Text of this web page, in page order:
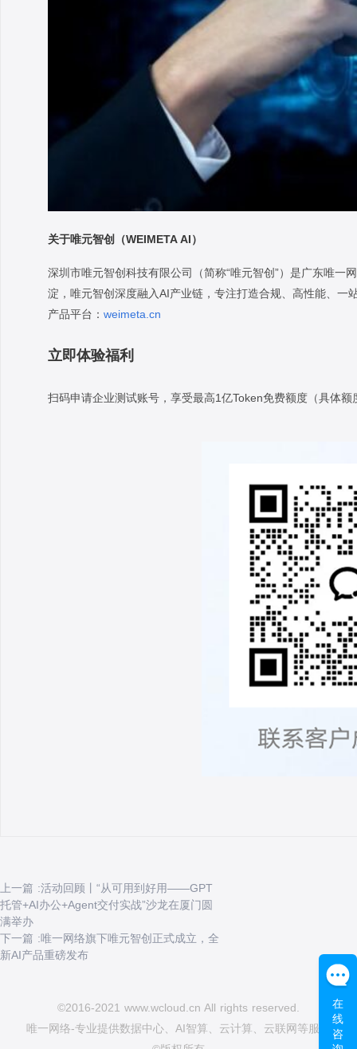
关于唯元智创（WEIMETA AI）
深圳市唯元智创科技有限公司（简称“唯元智创”）是广东唯
淀，唯元智创深度融入AI产业链，专注打造合规、高性能、
产品平台： weimeta.cn
立即体验福利
扫码申请企业测试账号，享受最高1亿Token免费额度（具体
上一篇 :活动回顾丨“从可用到好用——GPT
托管+AI办公+Agent交付实战”沙龙在厦门圆
满举办
下一篇 :唯一网络旗下唯元智创正式成立，全
新AI产品重磅发布
©2016-2021 www.wcloud.cn All rights reserved.
唯一网络-专业提供数据中心、AI智算、云计算、云联网等服务
在
线
咨